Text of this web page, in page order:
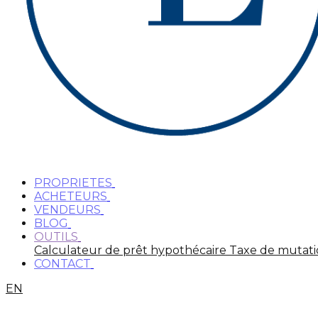
PROPRIETES
ACHETEURS
VENDEURS
BLOG
OUTILS
Calculateur de prêt hypothécaire Taxe de
CONTACT
EN